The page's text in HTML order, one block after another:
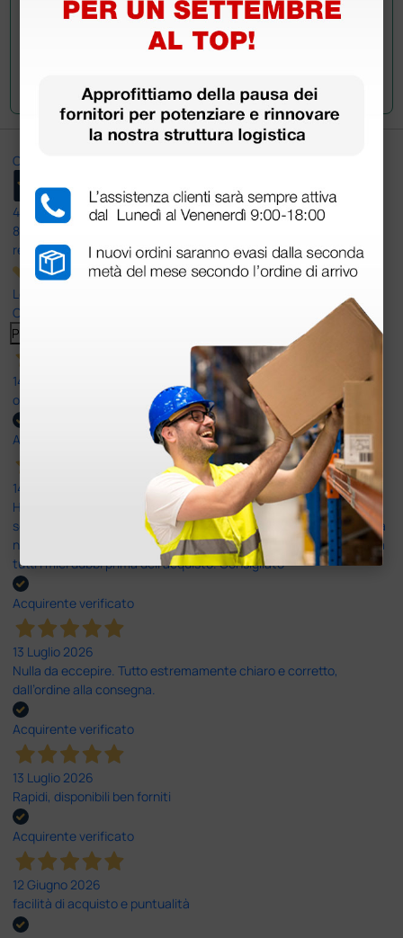
Ottimo
4,6
/5
8.330
recensioni
Le nostre recensioni a 4 e 5 stelle.
Clicca qui per leggerle tutte >
Precedente
14 Luglio 2026
ottima
Acquirente verificato
14 Luglio 2026
Ho acquistato un ecografo da Doctor Shop e sono rimasto molto
soddisfatto dell'esperienza. Apparecchiatura di qualità, consegna
nei tempi previsti e un servizio clienti disponibile che ha risposto a
tutti i miei dubbi prima dell'acquisto. Consigliato
Acquirente verificato
13 Luglio 2026
Nulla da eccepire. Tutto estremamente chiaro e corretto,
dall’ordine alla consegna.
Acquirente verificato
13 Luglio 2026
Rapidi, disponibili ben forniti
Acquirente verificato
12 Giugno 2026
facilità di acquisto e puntualità